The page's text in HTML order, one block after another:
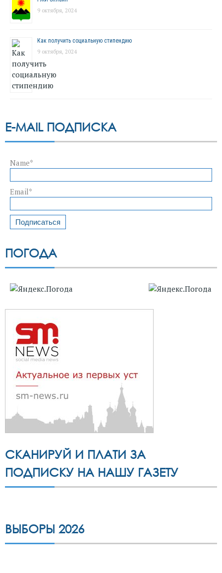
9 октября, 2024
Как получить социальную стипендию
9 октября, 2024
E-MAIL ПОДПИСКА
Name*
Email*
ПОГОДА
СКАНИРУЙ И ПЛАТИ ЗА
ПОДПИСКУ НА НАШУ ГАЗЕТУ
ВЫБОРЫ 2026